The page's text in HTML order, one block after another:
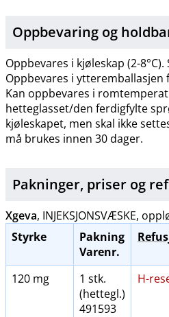
Oppbevaring og
Oppbevares i kjøleskap (2-8°C).
Oppbevares i ytteremballasjen
Kan oppbevares i
hetteglasset​/​den ferdigfylte
kjøleskapet, men skal ikke
må brukes innen 30 dager.
Pakninger, priser og
Xgeva, INJEKSJONSVÆSKE,
Styrke
Pakning
Varenr.
120 mg
1 stk.
(hettegl.)
491593
H-